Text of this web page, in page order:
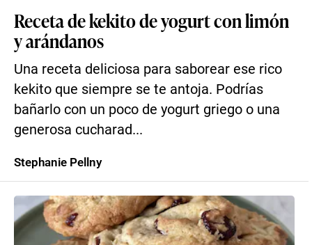
Receta de kekito de yogurt con limón
y arándanos
Una receta deliciosa para saborear ese rico
kekito que siempre se te antoja. Podrías
bañarlo con un poco de yogurt griego o una
generosa cucharad...
Stephanie Pellny